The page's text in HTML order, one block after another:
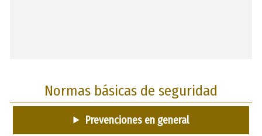
Normas básicas de seguridad
Prevenciones en general